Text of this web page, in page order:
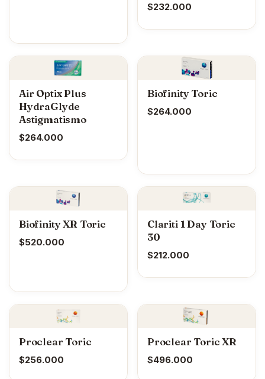
$232.000
Air Optix Plus
HydraGlyde
Astigmatismo
$264.000
Biofinity Toric
$264.000
Biofinity XR Toric
$520.000
Clariti 1 Day Toric
30
$212.000
Proclear Toric
$256.000
Proclear Toric XR
$496.000